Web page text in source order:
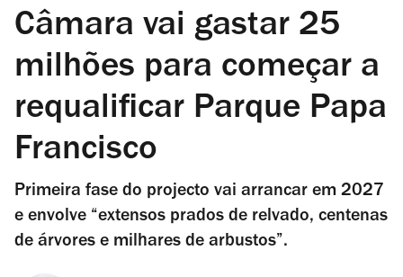
Câmara vai gastar 25
milhões para começar a
requalificar Parque Papa
Francisco
Primeira fase do projecto vai arrancar em 2027
e envolve “extensos prados de relvado, centenas
de árvores e milhares de arbustos”.